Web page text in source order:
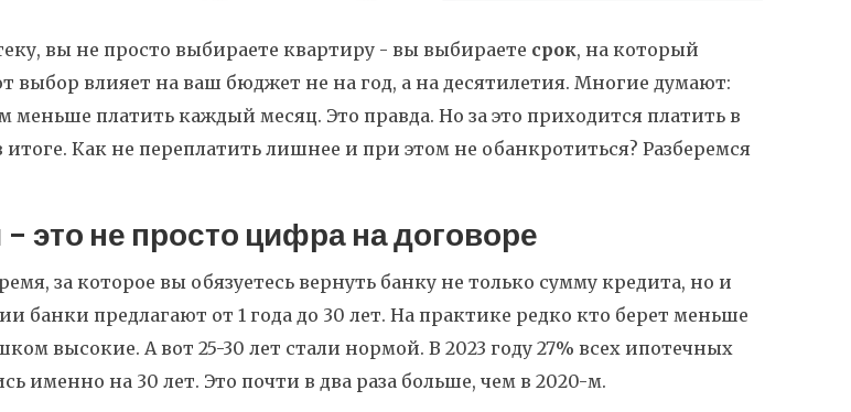
вы не просто выбираете квартиру - вы выбираете срок, на который
выбор влияет на ваш бюджет не на год, а на десятилетия. Многие думают:
меньше платить каждый месяц. Это правда. Но за это приходится платить в
итоге. Как не переплатить лишнее и при этом не обанкротиться? Разберемся
- это не просто цифра на договоре
за которое вы обязуетесь вернуть банку не только сумму кредита, но и
банки предлагают от 1 года до 30 лет. На практике редко кто берет меньше
высокие. А вот 25-30 лет стали нормой. В 2023 году 27% всех ипотечных
именно на 30 лет. Это почти в два раза больше, чем в 2020-м.